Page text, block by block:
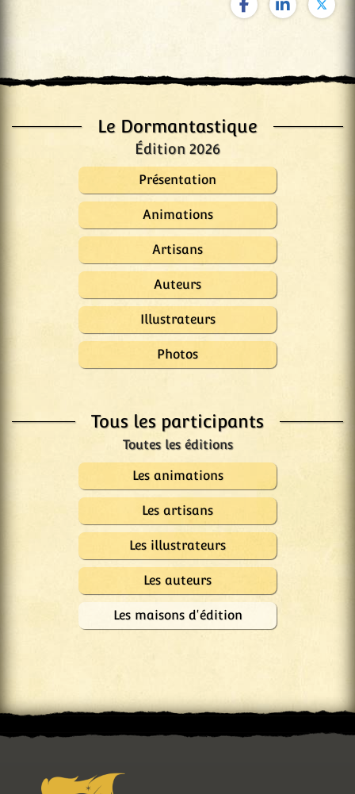
Le Dormantastique
Édition 2026
Présentation
Animations
Artisans
Auteurs
Illustrateurs
Photos
Tous les participants
Les animations
Les artisans
Les illustrateurs
Les auteurs
Les maisons d'édition